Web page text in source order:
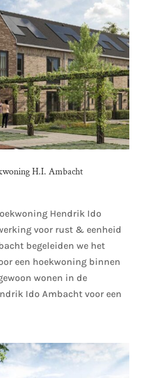
H.I. Ambacht
Hendrik Ido
voor rust & eenheid
begeleiden we het
een hoekwoning binnen
wonen in de
Ido Ambacht voor een